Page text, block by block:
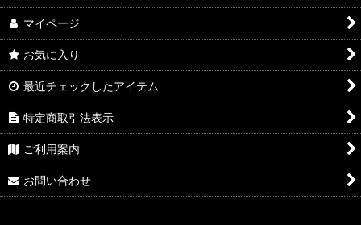
夢王国と眠れる100人の王子様
遊☆戯☆王デュエルモンスターズGX
幽☆遊☆白書
約束のネバーランド
遊戯王
ようこそ実力至上主義の教室へ
マイページ
お気に入り
最近チェックしたアイテム
特定商取引法表示
ご利用案内
お問い合わせ